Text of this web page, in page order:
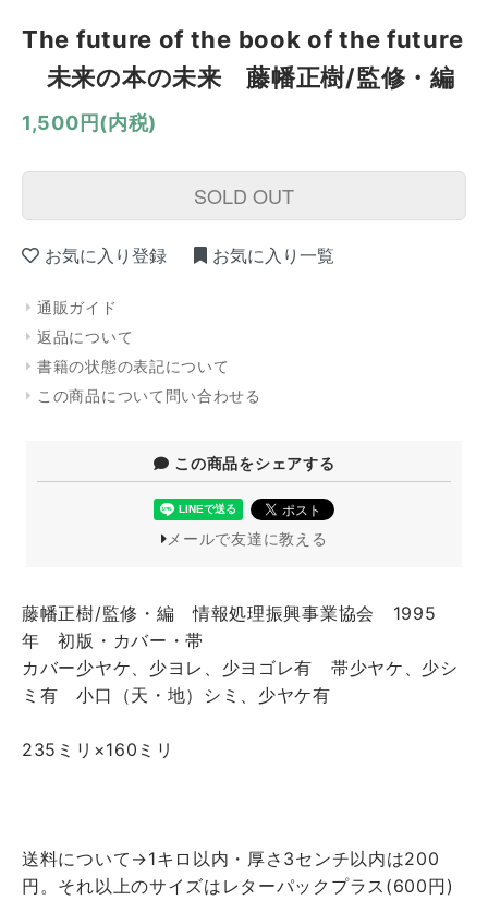
The future of the book of the future
未来の本の未来 藤幡正樹/監修・編
1,500円(内税)
SOLD OUT
お気に入り登録 お気に入り一覧
通販ガイド
返品について
書籍の状態の表記について
この商品について問い合わせる
この商品をシェアする
メールで友達に教える
藤幡正樹/監修・編 情報処理振興事業協会 1995
年 初版・カバー・帯
カバー少ヤケ、少ヨレ、少ヨゴレ有 帯少ヤケ、少シ
ミ有 小口（天・地）シミ、少ヤケ有
235ミリ×160ミリ
送料について→1キロ以内・厚さ3センチ以内は200
円。それ以上のサイズはレターパックプラス(600円)